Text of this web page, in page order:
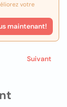
votre
maintenant!
Suivant